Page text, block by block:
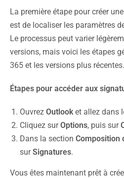
La première étape pour créer
est de localiser les paramètres
Le processus peut varier
versions, mais voici les étapes
365 et les versions plus récentes.
Étapes pour accéder aux
Ouvrez Outlook et allez dans
Cliquez surOptions, puis sur
Dans la section Composition
surSignatures.
Vous êtes maintenant prêt à